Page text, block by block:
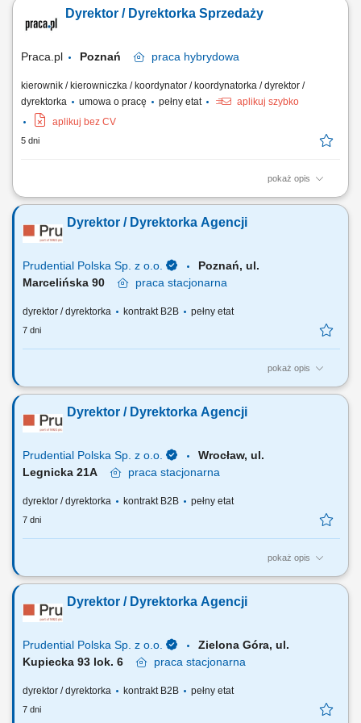
Utrzymujemy najwyższe standardy, ale stawiamy na partnerski model
współpracy. Rozwój biznesu: Drive'owanie sprzedaży produktów BETA
Dyrektor / Dyrektorka Sprzedaży
Praca.pl Poznań praca hybrydowa
kierownik / kierowniczka / koordynator / koordynatorka / dyrektor /
dyrektorka
umowa o pracę pełny etat
aplikuj szybko
aplikuj bez CV
5 dni
pokaż opis
Zakres obowiązków: Tworzenie i realizacja strategii sprzedaży B2C,
Odpowiedzialność za realizację celów sprzedażowych, efektywność
oraz monitorowanie wyników; Analiza danych sprzedażowych, trendów
Dyrektor / Dyrektorka Agencji
Prudential Polska Sp. z o.o.
Poznań, ul.
Marcelińska 90
praca stacjonarna
dyrektor / dyrektorka kontrakt B2B pełny etat
7 dni
pokaż opis
Za co będziesz odpowiadać: własny biznes przychodowy i zarządzanie
Planowania Finansowego oraz Menedżerów, budowanie portfela
Klientów poprzez aktywną sprzedaż własną, zapewnienie wsparcia
Dyrektor / Dyrektorka Agencji
Prudential Polska Sp. z o.o.
Wrocław, ul.
Legnicka 21A
praca stacjonarna
dyrektor / dyrektorka kontrakt B2B pełny etat
7 dni
pokaż opis
Za co będziesz odpowiadać: własny biznes przychodowy i zarządzanie
Planowania Finansowego oraz Menedżerów, budowanie portfela
Klientów poprzez aktywną sprzedaż własną, zapewnienie wsparcia
Dyrektor / Dyrektorka Agencji
Prudential Polska Sp. z o.o.
Zielona Góra, ul.
Kupiecka 93 lok. 6
praca stacjonarna
dyrektor / dyrektorka kontrakt B2B pełny etat
7 dni